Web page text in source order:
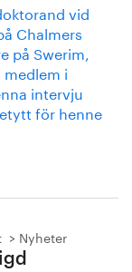
vid
Chalmers
på Swerim,
i
intervju
för henne
Nyheter